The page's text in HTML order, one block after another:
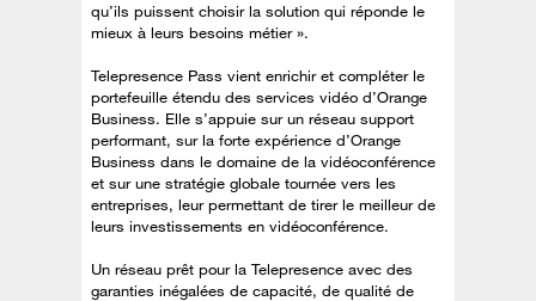
qu’ils puissent choisir la solution qui réponde le
mieux à leurs besoins métier ».
Telepresence Pass vient enrichir et compléter le
portefeuille étendu des services vidéo d’Orange
Business. Elle s’appuie sur un réseau support
performant, sur la forte expérience d’Orange
Business dans le domaine de la vidéoconférence
et sur une stratégie globale tournée vers les
entreprises, leur permettant de tirer le meilleur de
leurs investissements en vidéoconférence.
Un réseau prêt pour la Telepresence avec des
garanties inégalées de capacité, de qualité de